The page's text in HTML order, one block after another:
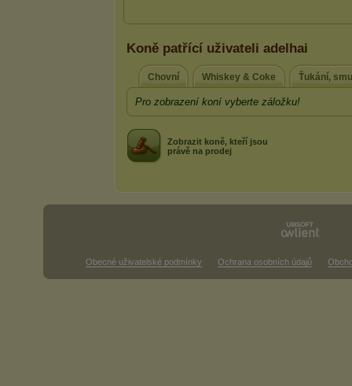
Koně patřící uživateli adelhai
Chovní Whiskey & Coke Ťukání,
Pro zobrazení koní vyberte záložku!
Zobrazit koně, kteří jsou
právě na prodej
Obecné uživatelské podmínky Ochrana osobních údajů